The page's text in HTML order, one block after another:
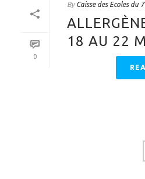
0
By Caisse des Ecoles du
18 AU 22